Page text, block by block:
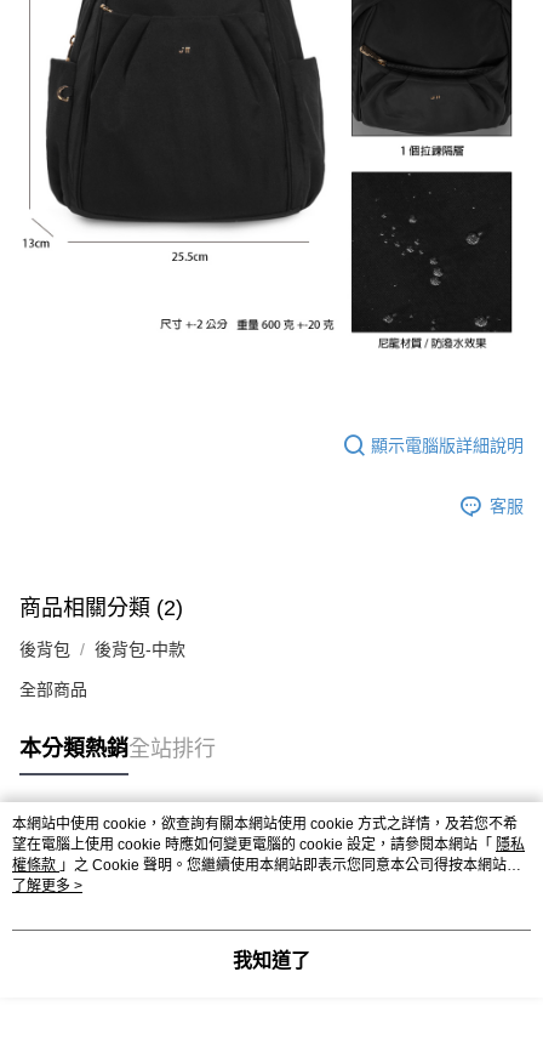
顯示電腦版詳細說明
客服
商品相關分類 (2)
後背包 後背包-中款
全部商品
本分類熱銷全站排行
熱門標籤
本網站中使用 cookie，欲查詢有關本網站使用 cookie 方式之詳情，及若您不希
望在電腦上使用 cookie 時應如何變更電腦的 cookie 設定，請參閱本網站「 隱私
權條款 」之 Cookie 聲明。您繼續使用本網站即表示您同意本公司得按本網站使
用條款之 Cookie 聲明使用 cookie。
了解更多 >
我知道了